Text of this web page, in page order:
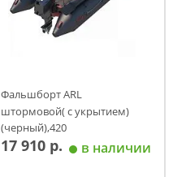
Фальшборт ARL
штормовой( с укрытием)
(черный),420
17 910 р. в наличии